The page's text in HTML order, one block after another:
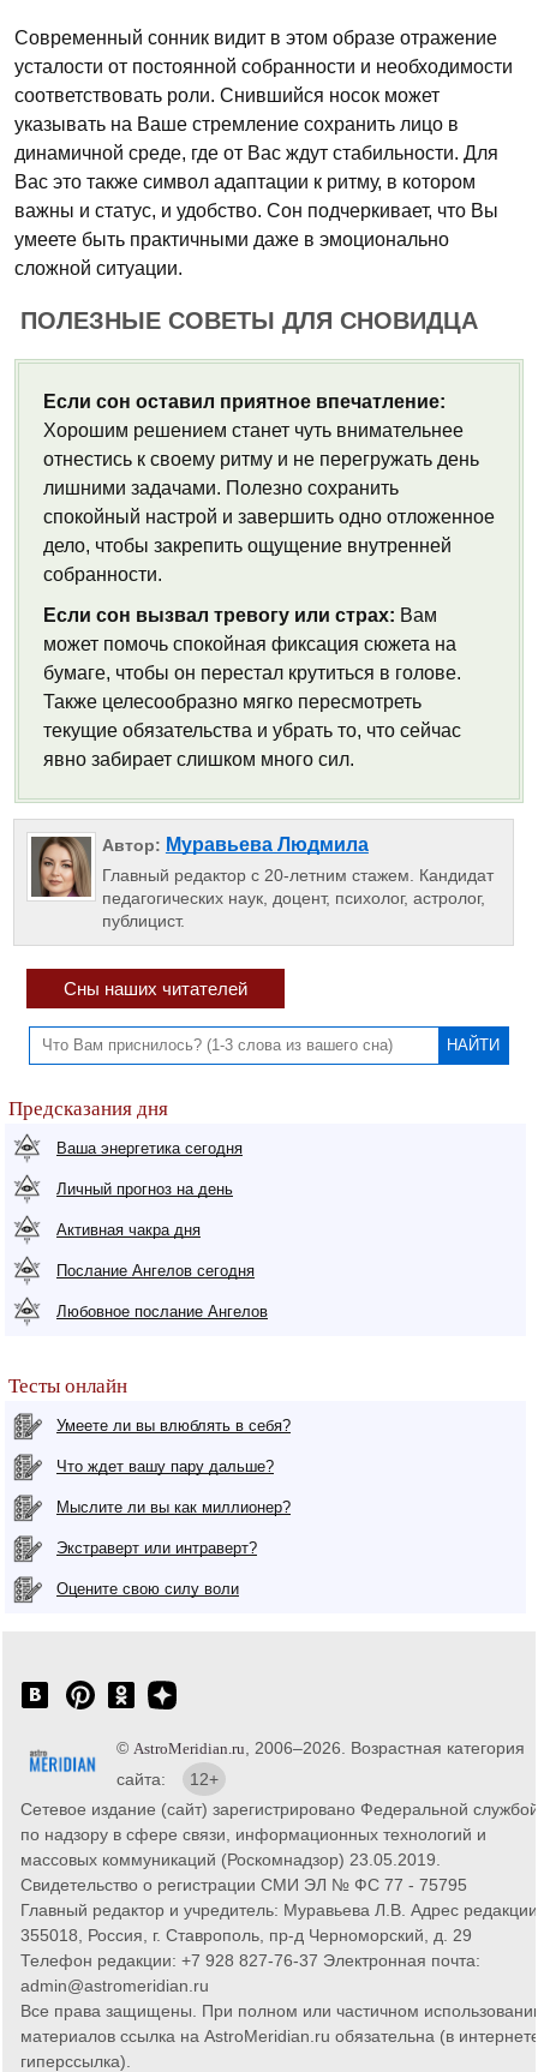
Современный сонник видит в этом образе отражение
усталости от постоянной собранности и необходимости
соответствовать роли. Снившийся носок может
указывать на Ваше стремление сохранить лицо в
динамичной среде, где от Вас ждут стабильности. Для
Вас это также символ адаптации к ритму, в котором
важны и статус, и удобство. Сон подчеркивает, что Вы
умеете быть практичными даже в эмоционально
сложной ситуации.
ПОЛЕЗНЫЕ СОВЕТЫ ДЛЯ СНОВИДЦА
Если сон оставил приятное впечатление:
Хорошим решением станет чуть внимательнее
отнестись к своему ритму и не перегружать день
лишними задачами. Полезно сохранить
спокойный настрой и завершить одно отложенное
дело, чтобы закрепить ощущение внутренней
собранности.
Если сон вызвал тревогу или страх: Вам
может помочь спокойная фиксация сюжета на
бумаге, чтобы он перестал крутиться в голове.
Также целесообразно мягко пересмотреть
текущие обязательства и убрать то, что сейчас
явно забирает слишком много сил.
Автор: Муравьева Людмила
Главный редактор с 20-летним стажем. Кандидат
педагогических наук, доцент, психолог, астролог,
публицист.
Сны наших читателей
Предсказания дня
Ваша энергетика сегодня
Личный прогноз на день
Активная чакра дня
Послание Ангелов сегодня
Любовное послание Ангелов
Тесты онлайн
Умеете ли вы влюблять в себя?
Что ждет вашу пару дальше?
Мыслите ли вы как миллионер?
Экстраверт или интраверт?
Оцените свою силу воли
© AstroMeridian.ru , 2006–2026. Возрастная категория
сайта:
12+
Сетевое издание (сайт) зарегистрировано Федеральной службой
по надзору в сфере связи, информационных технологий и
массовых коммуникаций (Роскомнадзор) 23.05.2019.
Свидетельство о регистрации СМИ ЭЛ № ФС 77 - 75795
Главный редактор и учредитель: Муравьева Л.В. Адрес
355018, Россия, г. Ставрополь, пр-д Черноморский, д. 29
Телефон редакции: +7 928 827-76-37 Электронная почта:
admin@astromeridian.ru
Все права защищены. При полном или частичном
материалов ссылка на AstroMeridian.ru обязательна (в
гиперссылка).